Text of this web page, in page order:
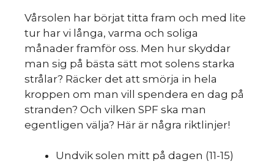
Vårsolen har börjat titta fram och med lite
tur har vi långa, varma och soliga
månader framför oss. Men hur skyddar
man sig på bästa sätt mot solens starka
strålar? Räcker det att smörja in hela
kroppen om man vill spendera en dag på
stranden? Och vilken SPF ska man
egentligen välja? Här är några riktlinjer!
Undvik solen mitt på dagen (11-15)